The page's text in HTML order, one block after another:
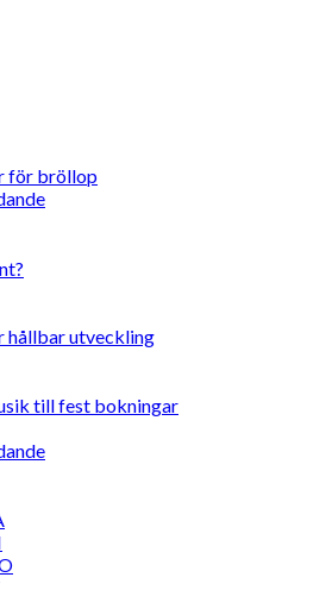
för bröllop
hållbar utveckling
till fest bokningar